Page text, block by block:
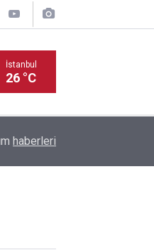
İstanbul
26 °C
Cup’ta altyapı heyecanı
haberleri